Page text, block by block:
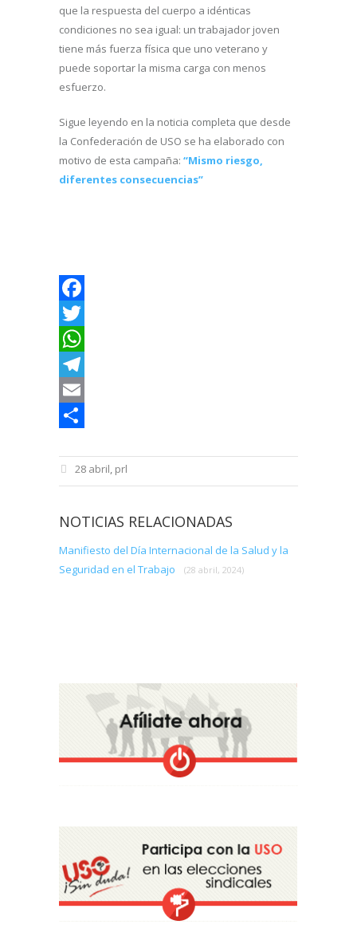
que la respuesta del cuerpo a idénticas
condiciones no sea igual: un trabajador joven
tiene más fuerza física que uno veterano y
puede soportar la misma carga con menos
esfuerzo.
Sigue leyendo en la noticia completa que desde
la Confederación de USO se ha elaborado con
motivo de esta campaña: “Mismo riesgo,
diferentes consecuencias”
Facebook
Twitter
WhatsApp
Telegram
Email
28 abril prl
NOTICIAS RELACIONADAS
Manifiesto del Día Internacional de la Salud y la
Seguridad en el Trabajo
(28 abril, 2024)